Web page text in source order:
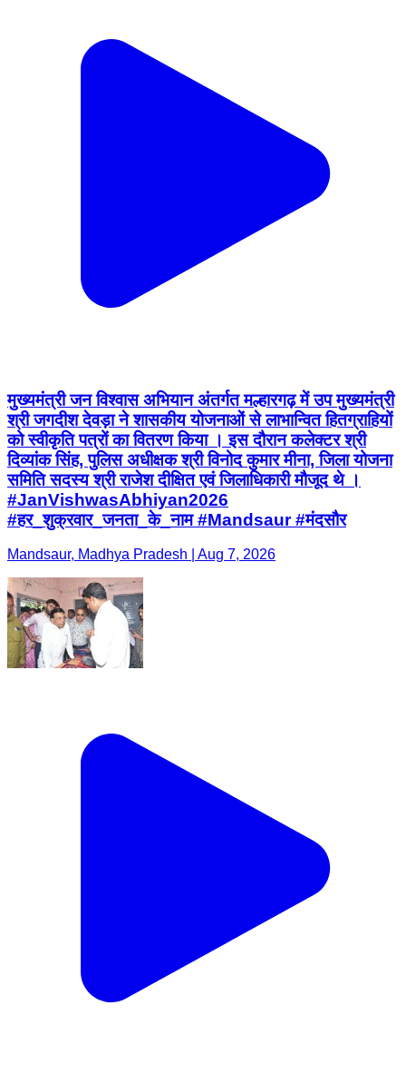
मुख्यमंत्री जन विश्वास अभियान अंतर्गत मल्हारगढ़ में उप मुख्यमंत्री
श्री जगदीश देवड़ा ने शासकीय योजनाओं से लाभान्वित हितग्राहियों
को स्वीकृति पत्रों का वितरण किया । इस दौरान कलेक्टर श्री
दिव्यांक सिंह, पुलिस अधीक्षक श्री विनोद कुमार मीना, जिला योजना
समिति सदस्य श्री राजेश दीक्षित एवं जिलाधिकारी मौजूद थे ।
#JanVishwasAbhiyan2026
#हर_शुक्रवार_जनता_के_नाम #Mandsaur #मंदसौर
Mandsaur, Madhya Pradesh | Aug 7, 2026